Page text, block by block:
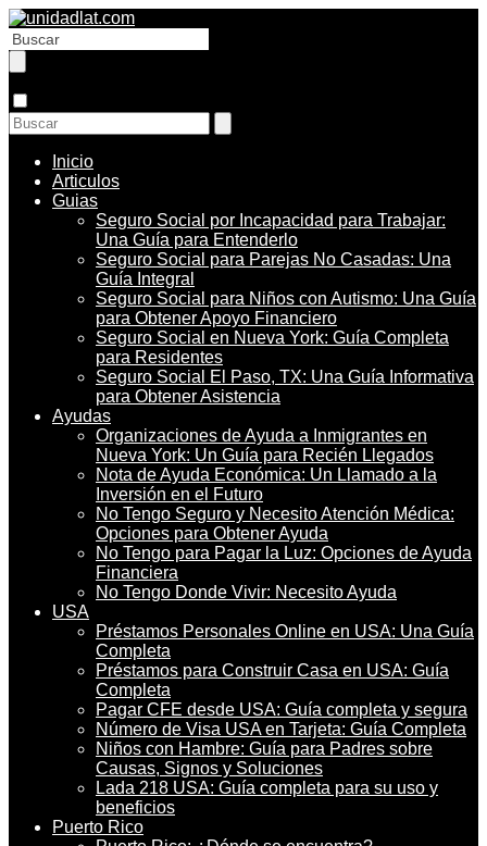
Inicio
Articulos
Guias
Seguro Social por Incapacidad para Trabajar:
Una Guía para Entenderlo
Seguro Social para Parejas No Casadas: Una
Guía Integral
Seguro Social para Niños con Autismo: Una Guía
para Obtener Apoyo Financiero
Seguro Social en Nueva York: Guía Completa
para Residentes
Seguro Social El Paso, TX: Una Guía Informativa
para Obtener Asistencia
Ayudas
Organizaciones de Ayuda a Inmigrantes en
Nueva York: Un Guía para Recién Llegados
Nota de Ayuda Económica: Un Llamado a la
Inversión en el Futuro
No Tengo Seguro y Necesito Atención Médica:
Opciones para Obtener Ayuda
No Tengo para Pagar la Luz: Opciones de Ayuda
Financiera
No Tengo Donde Vivir: Necesito Ayuda
USA
Préstamos Personales Online en USA: Una Guía
Completa
Préstamos para Construir Casa en USA: Guía
Completa
Pagar CFE desde USA: Guía completa y segura
Número de Visa USA en Tarjeta: Guía Completa
Niños con Hambre: Guía para Padres sobre
Causas, Signos y Soluciones
Lada 218 USA: Guía completa para su uso y
beneficios
Puerto Rico